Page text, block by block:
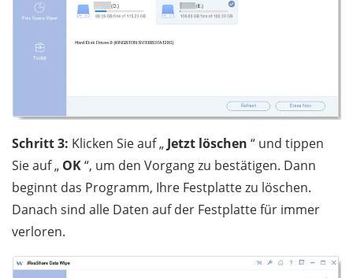
Schritt 3: Klicken Sie auf „ Jetzt löschen “ und tippen
Sie auf „ OK“, um den Vorgang zu bestätigen. Dann
beginnt das Programm, Ihre Festplatte zu löschen.
Danach sind alle Daten auf der Festplatte für immer
verloren.